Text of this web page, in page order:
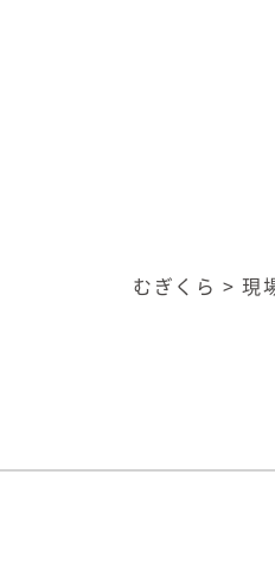
むぎくら >現